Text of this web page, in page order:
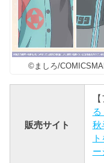
©ましろ/
販売サイト
秋
ー